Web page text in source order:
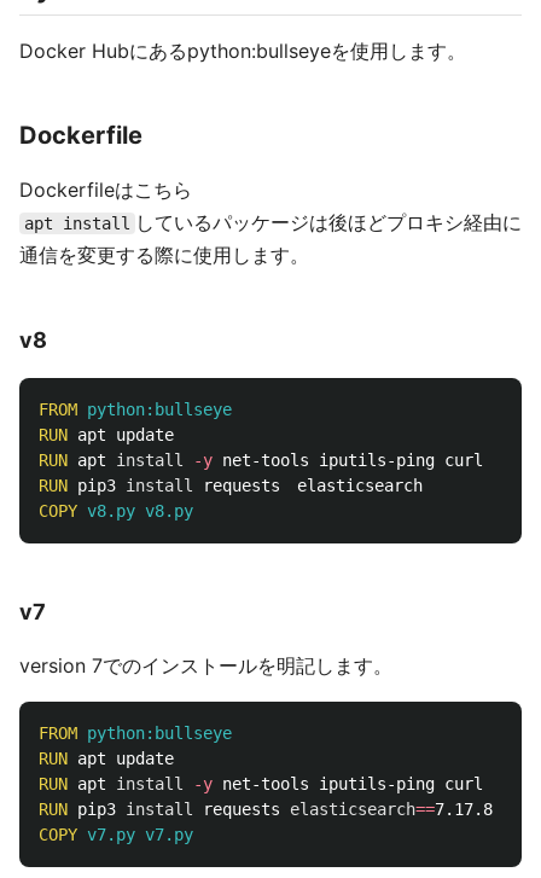
Docker Hubにあるpython:bullseyeを使用します。
Dockerfile
Dockerfileはこちら
apt install
しているパッケージは後ほどプロキシ経由に
通信を変更する際に使用します。
v8
FROM python:bullseye
RUN
RUN apt install -y
RUN pip3 install
COPY v8.py v8.py
v7
version 7でのインストールを明記します。
FROM python:bullseye
RUN
RUN apt install -y
RUN pip3 install requests elasticsearch==
COPY v7.py v7.py